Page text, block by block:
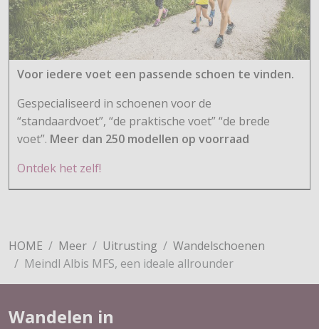
Voor iedere voet een passende schoen te vinden.
Gespecialiseerd in schoenen voor de
“standaardvoet”, “de praktische voet” “de brede
voet”. Meer dan 250 modellen op voorraad
Ontdek het zelf!
HOME Meer Uitrusting
Wandelschoenen
Meindl Albis MFS, een ideale allrounder
Wandelen in